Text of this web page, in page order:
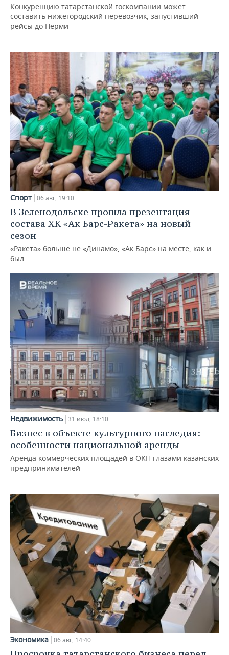
Конкуренцию татарстанской госкомпании может
составить нижегородский перевозчик, запустивший
рейсы до Перми
Спорт 06 авг, 19:10
В Зеленодольске прошла презентация
состава ХК «Ак Барс-Ракета» на новый
сезон
«Ракета» больше не «Динамо», «Ак Барс» на месте, как и
был
Недвижимость 31 июл, 18:10
Бизнес в объекте культурного наследия:
особенности национальной аренды
Аренда коммерческих площадей в ОКН глазами казанских
предпринимателей
Экономика 06 авг, 14:40